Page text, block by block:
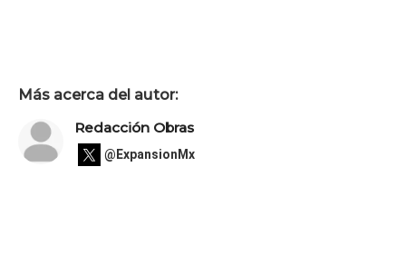
Más acerca del autor:
Redacción Obras
@ExpansionMx